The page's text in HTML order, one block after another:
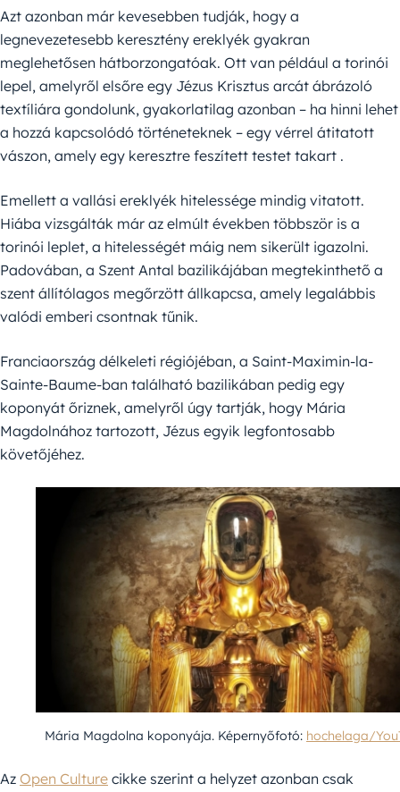
Azt azonban már kevesebben tudják, hogy a
legnevezetesebb keresztény ereklyék gyakran
meglehetősen hátborzongatóak. Ott van például a torinói
lepel, amelyről elsőre egy Jézus Krisztus arcát ábrázoló
textíliára gondolunk, gyakorlatilag azonban – ha hinni lehet
a hozzá kapcsolódó történeteknek – egy vérrel átitatott
vászon, amely egy keresztre feszített testet takart .
Emellett a vallási ereklyék hitelessége mindig vitatott.
Hiába vizsgálták már az elmúlt években többször is a
torinói leplet, a hitelességét máig nem sikerült igazolni.
Padovában, a Szent Antal bazilikájában megtekinthető a
szent állítólagos megőrzött állkapcsa, amely legalábbis
valódi emberi csontnak tűnik.
Franciaország délkeleti régiójéban, a Saint-Maximin-la-
Sainte-Baume-ban található bazilikában pedig egy
koponyát őriznek, amelyről úgy tartják, hogy Mária
Magdolnához tartozott, Jézus egyik legfontosabb
követőjéhez.
Mária Magdolna koponyája. Képernyőfotó: hochelaga/
Az Open Culture cikke szerint a helyzet azonban csak